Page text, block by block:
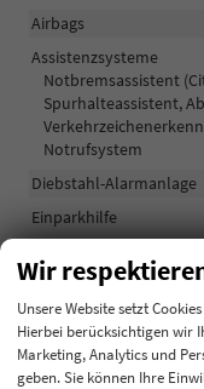
Airbags
Assistenzsysteme
Notbremsassistent
Spurhalteassistent,
Notrufsystem
Diebstahl-Alarmanlage
Einparkhilfe
Lichttechnik
Lichtsensor,
Voll-LED Scheinwerfer
Start/Stop-Automatik
Wir
Unsere Website setzt
Hierbei berücksichtigen wir
Marketing, Analytics und
geben. Sie können Ihre